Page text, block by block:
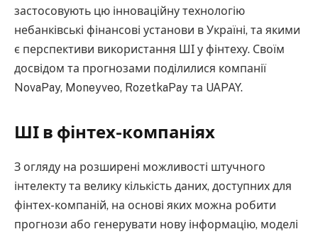
застосовують цю інноваційну технологію
небанківські фінансові установи в Україні, та якими
є перспективи використання ШІ у фінтеху. Своїм
досвідом та прогнозами поділилися компанії
NovaPay, Moneyveo, RozetkaPay та UAPAY.
ШІ в фінтех-компаніях
З огляду на розширені можливості штучного
інтелекту та велику кількість даних, доступних для
фінтех-компаній, на основі яких можна робити
прогнози або генерувати нову інформацію, моделі